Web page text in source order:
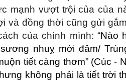
mạnh vượt trội của của
và đồng thời cũng gửi
của chính mình:“Nào
nhuỵ mới đâm/
tiết càng thơm” (Cúc -
không phải là tiết trời